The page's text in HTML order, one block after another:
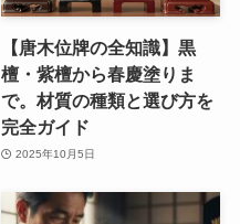
​【唐木位牌の全知識】黒
檀・紫檀から春慶塗りま
で。材質の種類と選び方を
完全ガイド
2025年10月5日